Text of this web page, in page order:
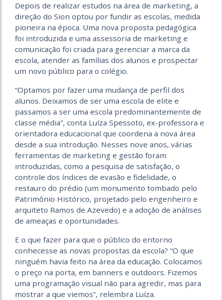
Depois de realizar estudos na área de marketing, a
direção do Sion optou por fundir as escolas, medida
pioneira na época. Uma nova proposta pedagógica
foi introduzida e uma assessoria de marketing e
comunicação foi criada para gerenciar a marca da
escola, atender as famílias dos alunos e prospectar
um novo público para o colégio.
“Optamos por fazer uma mudança de perfil dos
alunos. Deixamos de ser uma escola de elite e
passamos a ser uma escola predominantemente de
classe média”, conta Luíza Spessoto, ex-professora e
orientadora educacional que coordena a nova área
desde a sua introdução. Nesses nove anos, várias
ferramentas de marketing e gestão foram
introduzidas, como a pesquisa de satisfação, o
controle dos índices de evasão e fidelidade, o
restauro do prédio (um monumento tombado pelo
Patrimônio Histórico, projetado pelo engenheiro e
arquiteto Ramos de Azevedo) e a adoção de análises
de ameaças e oportunidades.
E o que fazer para que o público do entorno
conhecesse as novas propostas da escola? “O que
ninguém havia feito na área da educação. Colocamos
o preço na porta, em banners e outdoors. Fizemos
uma programação visual não para agredir, mas para
mostrar a que viemos”, relembra Luíza.